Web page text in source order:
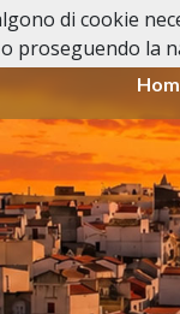
di cookie
proseguendo la